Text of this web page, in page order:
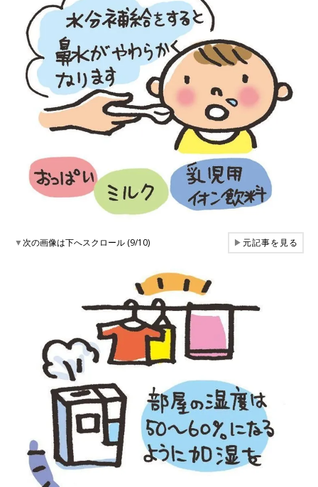
▼次の画像は下へスクロール (9/10) ▶元記事を見る